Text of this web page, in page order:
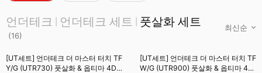
언더테크 언더테크 세트 풋살화 세트
(16)
[UT세트] 언더테크 더 마스터 터치 TF
Y/G (UTR730) 풋살화 & 옵티마 4D
[UT세트] 언더테크 더 마스터 터치 TF
W/G (UTR900) 풋살화 & 옵티마 4D